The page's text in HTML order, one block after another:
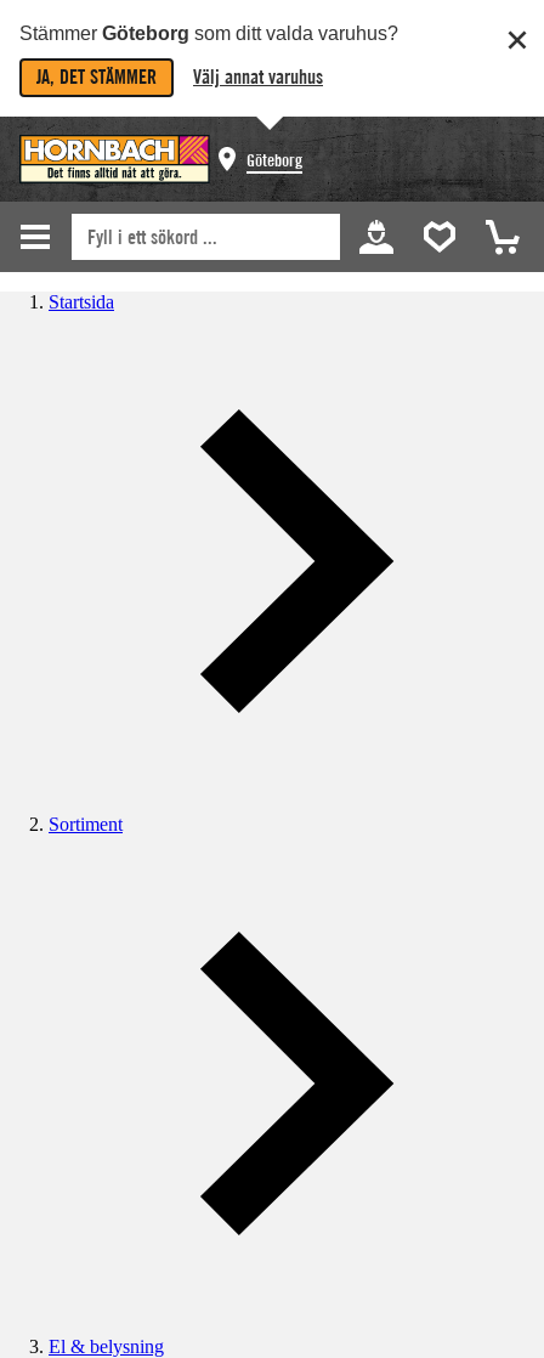
Stämmer Göteborg som ditt valda varuhus?
JA, DET STÄMMER Välj annat varuhus
Göteborg
Startsida
Sortiment
El & belysning